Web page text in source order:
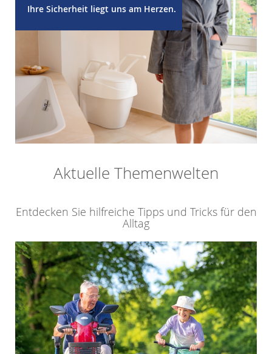
Ihre Sicherheit liegt uns am Herzen.
Aktuelle Themenwelten
Entdecken Sie hilfreiche Tipps und Tricks für den
Alltag